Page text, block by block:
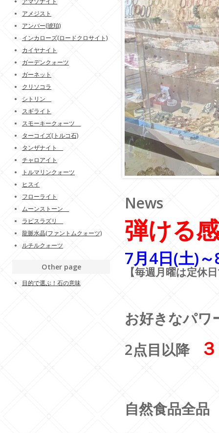
News
弾ける
7月4日(土)
【毎週月曜は定休
お好きなパワ
2点目以降
自然食品全品
アメジスト
アンバー(琥珀)
インカローズ(ロードクロサイト)
カイヤナイト
ガーデンクォーツ
ガーネット
クリソコラ
シトリン
スギライト
スモーキークォーツ
ターコイズ(トルコ石)
タンザナイト
チャロアイト
トルマリンクォーツ
ヒスイ
フローライト
ムーンストーン
ラピスラズリ
龍脈水晶(ファントムクォーツ)
ルチルクォーツ
Other page
目的で選ぶ！石の意味